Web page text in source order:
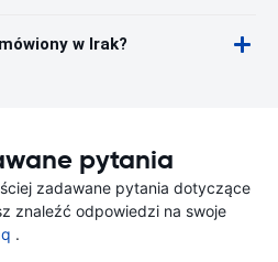
w Irak?
pytania
zadawane pytania dotyczące
znaleźć odpowiedzi na swoje
.